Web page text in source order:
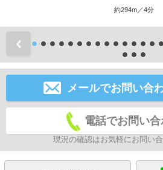
約294m／4分
前
メールでお問い合
電話でお問い
現況の確認はお気軽にお問い合